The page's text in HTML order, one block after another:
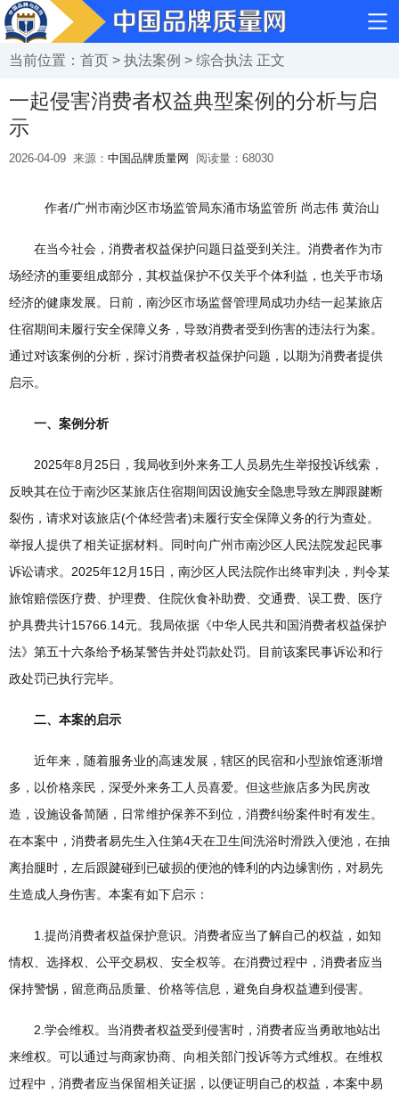
当前位置： 首页 > 执法案例 > 综合执法 正文
一起侵害消费者权益典型案例的分析与启
示
2026-04-09 来源： 中国品牌质量网 阅读量： 68030
作者/广州市南沙区市场监管局东涌市场监管所 尚志伟 黄治山
在当今社会，消费者权益保护问题日益受到关注。消费者作为市
场经济的重要组成部分，其权益保护不仅关乎个体利益，也关乎市场
经济的健康发展。日前，南沙区市场监督管理局成功办结一起某旅店
住宿期间未履行安全保障义务，导致消费者受到伤害的违法行为案。
通过对该案例的分析，探讨消费者权益保护问题，以期为消费者提供
启示。
一、案例分析
2025年8月25日，我局收到外来务工人员易先生举报投诉线索，
反映其在位于南沙区某旅店住宿期间因设施安全隐患导致左脚跟踺断
裂伤，请求对该旅店(个体经营者)未履行安全保障义务的行为查处。
举报人提供了相关证据材料。同时向广州市南沙区人民法院发起民事
诉讼请求。2025年12月15日，南沙区人民法院作出终审判决，判令某
旅馆赔偿医疗费、护理费、住院伙食补助费、交通费、误工费、医疗
护具费共计15766.14元。我局依据《中华人民共和国消费者权益保护
法》第五十六条给予杨某警告并处罚款处罚。目前该案民事诉讼和行
政处罚已执行完毕。
二、本案的启示
近年来，随着服务业的高速发展，辖区的民宿和小型旅馆逐渐增
多，以价格亲民，深受外来务工人员喜爱。但这些旅店多为民房改
造，设施设备简陋，日常维护保养不到位，消费纠纷案件时有发生。
在本案中，消费者易先生入住第4天在卫生间洗浴时滑跌入便池，在抽
离抬腿时，左后跟踺碰到已破损的便池的锋利的内边缘割伤，对易先
生造成人身伤害。本案有如下启示：
1.提尚消费者权益保护意识。消费者应当了解自己的权益，如知
情权、选择权、公平交易权、安全权等。在消费过程中，消费者应当
保持警惕，留意商品质量、价格等信息，避免自身权益遭到侵害。
2.学会维权。当消费者权益受到侵害时，消费者应当勇敢地站出
来维权。可以通过与商家协商、向相关部门投诉等方式维权。在维权
过程中，消费者应当保留相关证据，以便证明自己的权益，本案中易